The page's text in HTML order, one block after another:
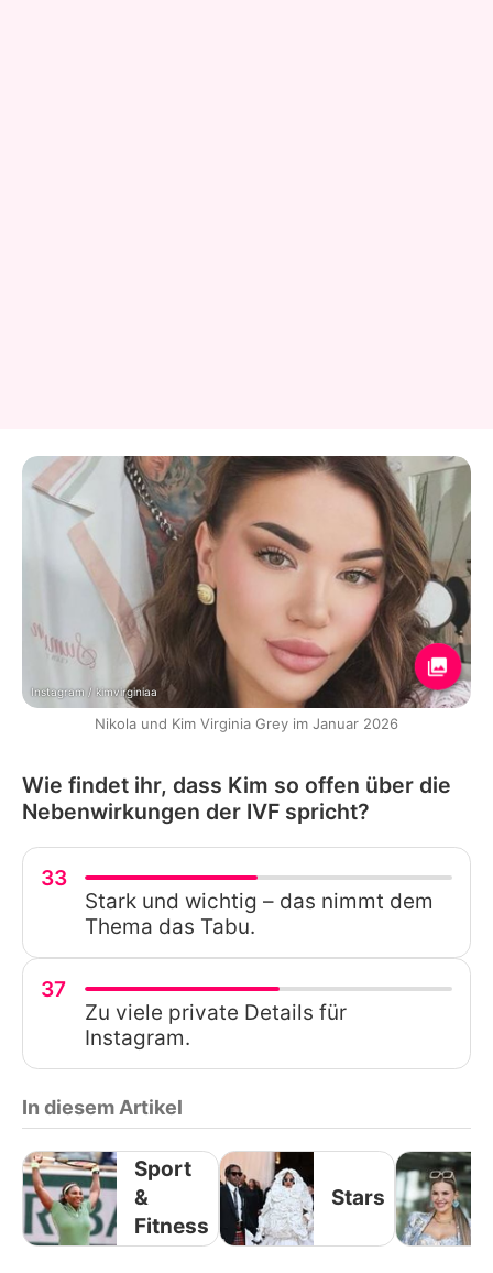
Instagram / kimvirginiaa
Nikola und Kim Virginia Grey im Januar 2026
Wie findet ihr, dass Kim so offen über die
Nebenwirkungen der IVF spricht?
33
Stark und wichtig – das nimmt dem
Thema das Tabu.
37
Zu viele private Details für
Instagram.
In diesem Artikel
Sport
&
Fitness
Stars